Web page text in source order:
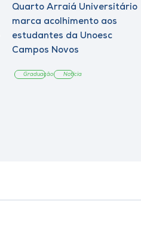
Quarto Arraiá Universitário
marca acolhimento aos
estudantes da Unoesc
Campos Novos
Graduação Notícia